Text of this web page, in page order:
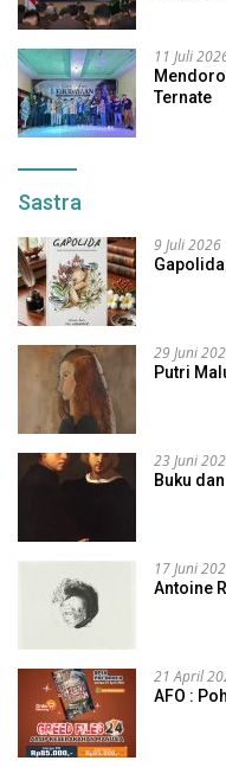
11 Juli
Ternate
Sastra
9 Juli 2026
29 Juni
Putri
23 Juni
Buku
17 Juni
Antoine
21 April
AFO :